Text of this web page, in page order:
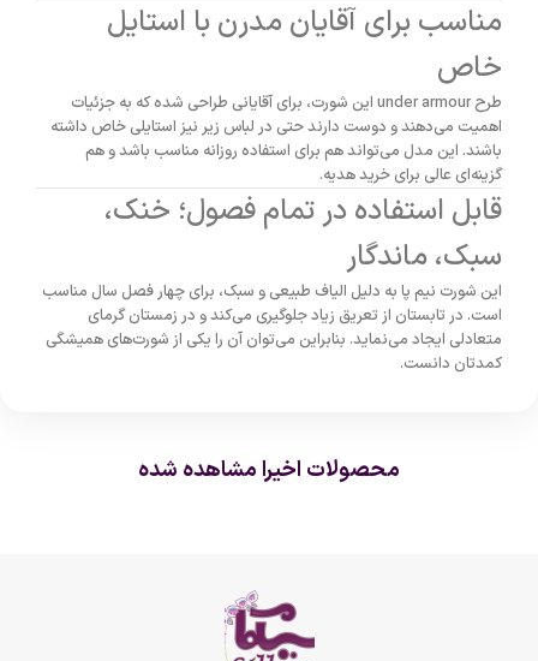
مناسب برای آقایان مدرن با استایل
خاص
طرح under armour این شورت، برای آقایانی طراحی شده که به جزئیات
اهمیت می‌دهند و دوست دارند حتی در لباس زیر نیز استایلی خاص داشته
باشند. این مدل می‌تواند هم برای استفاده روزانه مناسب باشد و هم
گزینه‌ای عالی برای خرید هدیه.
قابل استفاده در تمام فصول؛ خنک،
سبک، ماندگار
این شورت نیم پا به دلیل الیاف طبیعی و سبک، برای چهار فصل سال مناسب
است. در تابستان از تعریق زیاد جلوگیری می‌کند و در زمستان گرمای
متعادلی ایجاد می‌نماید. بنابراین می‌توان آن را یکی از شورت‌های همیشگی
کمدتان دانست.
محصولات اخیرا مشاهده شده